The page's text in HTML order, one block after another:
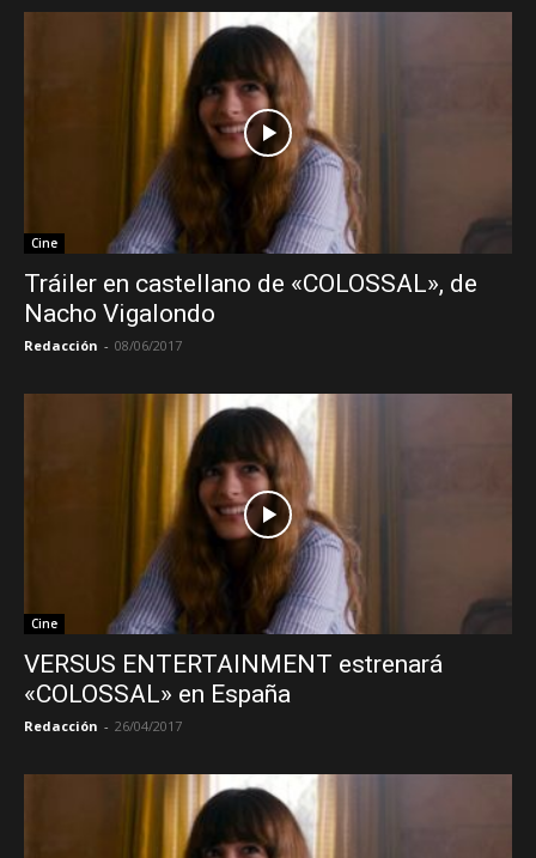
Cine
Tráiler en castellano de «COLOSSAL», de
Nacho Vigalondo
Redacción - 08/06/2017
Cine
VERSUS ENTERTAINMENT estrenará
«COLOSSAL» en España
Redacción - 26/04/2017